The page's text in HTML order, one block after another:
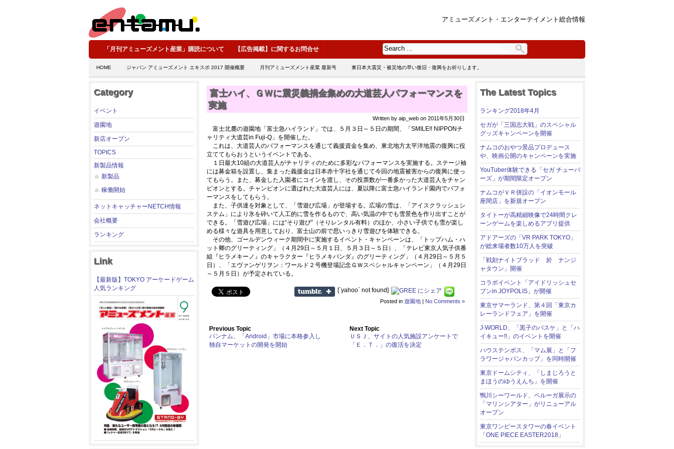
アミューズメント・エンターテイメント総合情報
「月刊アミューズメント産業」購読について 【広告掲載】に関するお問合せ
HOME ジャパン アミューズメント エキスポ 2017 開催概要 月刊アミューズメント産業 最新号 東日本大震災・被災地の早い復旧・復興をお祈りします。
Category
イベント
遊園地
新店オープン
TOPICS
新製品情報
新製品
稼働開始
ネットキャッチャーNETCH情報
会社概要
ランキング
Link
【最新版】TOKYO アーケードゲーム
人気ランキング
富士ハイ、ＧＷに震災義捐金集めの大道芸人パフォーマンスを
実施
Written by aip_web on 2011年5月30日
富士北麓の遊園地「富士急ハイランド」では、５月３日～５日の期間、「SMILE!! NIPPONチ
ャリティ大道芸in Fuji-Q」を開催した。
これは、大道芸人のパフォーマンスを通じて義援資金を集め、東北地方太平洋地震の復興に役
立ててもらおうというイベントである。
１日最大10組の大道芸人がチャリティのために多彩なパフォーマンスを実施する。ステージ袖
には募金箱を設置し、集まった義援金は日本赤十字社を通じて今回の地震被害からの復興に使っ
てもらう。また、募金した入園者にコインを渡し、その投票数が一番多かった大道芸人をチャン
ピオンとする。チャンピオンに選ばれた大道芸人には、夏以降に富士急ハイランド園内でパフォ
ーマンスをしてもらう。
また、子供達を対象として、「雪遊び広場」が登場する。広場の雪は、「アイスクラッシュシ
ステム」により氷を砕いて人工的に雪を作るもので、高い気温の中でも雪景色を作り出すことが
できる。「雪遊び広場」には“そり遊び”（そりレンタル有料）のほか、小さい子供でも雪が楽し
める様々な遊具を用意しており、富士山の前で思いっきり雪遊びを体験できる。
その他、ゴールデンウィーク期間中に実施するイベント・キャンペーンは、「トップハム・ハ
ット卿のグリーティング」（４月29日～５月１日、５月３日～５日）、「テレビ東京人気子供番
組『ヒラメキーノ』のキャラクター『ヒラメキパンダ』のグリーティング」（４月29日～５月５
日）、「エヴァンゲリヲン：ワールド２号機登場記念ＧＷスペシャルキャンペーン」（４月29日
～５月５日）が予定されている。
[`yahoo` not found]
Posted in 遊園地| No Comments »
Previous Topic
バンナム、「Android」市場に本格参入し
独自マーケットの開発を開始
Next Topic
ＵＳＪ、サイトの人気施設アンケートで
「Ｅ．Ｔ．」の復活を決定
The Latest Topics
ランキング2018年4月
セガが「三国志大戦」のスペシャル
グッズキャンペーンを開催
ナムコのおやつ景品プロデュース
や、映画公開のキャンペーンを実施
YouTuber体験できる「セガ チューバ
ーズ」が期間限定オープン
ナムコがＶＲ併設の「イオンモール
座間店」を新規オープン
タイトーが高精細映像で24時間クレ
ーンゲームを楽しめるアプリ提供
アドアーズの「VR PARK TOKYO」
が総来場者数10万人を突破
「戦刻ナイトブラッド 於 ナンジ
ャタウン」開催
コラボイベント「アイドリッシュセ
ブンin JOYPOLIS」が開催
東京サマーランド、第４回「東京カ
レーランドフェア」を開催
J-WORLD、「黒子のバスケ」と「ハ
イキュー!!」のイベントを開催
ハウステンボス、「マム展」と「フ
ラワージャパンカップ」を同時開催
東京ドームシティ、「しまじろうと
まほうのゆうえんち」を開催
鴨川シーワールド、ベルーガ展示の
「マリンシアター」がリニューアル
オープン
東京ワンピースタワーの春イベント
「ONE PIECE EASTER2018」